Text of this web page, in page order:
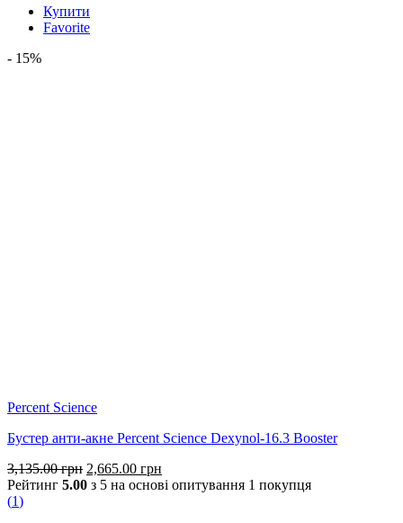
Купити
Favorite
- 15%
Percent Science
Бустер анти-акне Percent Science Dexynol-16.3 Booster
3,135.00грн Оригінальна
ціна:
2,665.00 грн
ціна:
Рейтинг 5.00 з 5 на основі опитування 1 покупця
(1)